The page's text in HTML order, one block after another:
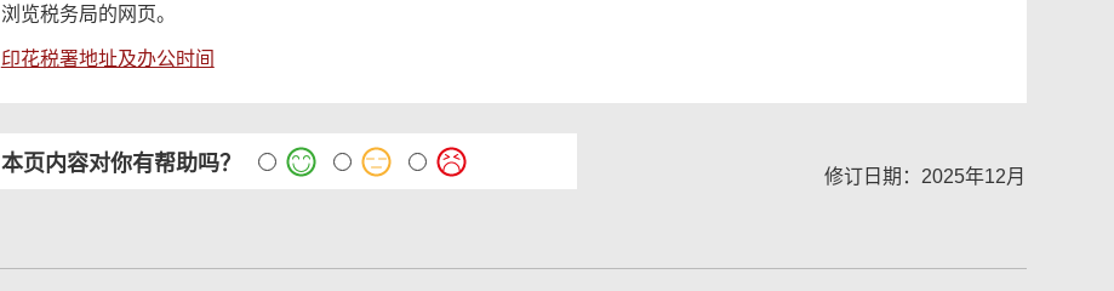
浏览税务局的网页。
印花税署地址及办公时间
本页内容对你有帮助吗？
修订日期：2025年12月